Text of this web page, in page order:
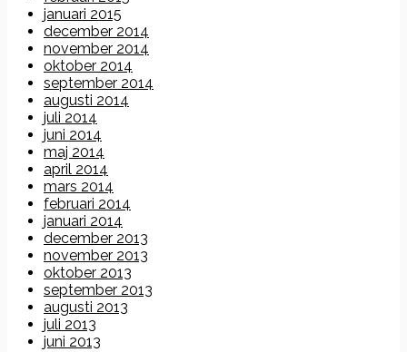
januari 2015
december 2014
november 2014
oktober 2014
september 2014
augusti 2014
juli 2014
juni 2014
maj 2014
april 2014
mars 2014
februari 2014
januari 2014
december 2013
november 2013
oktober 2013
september 2013
augusti 2013
juli 2013
juni 2013